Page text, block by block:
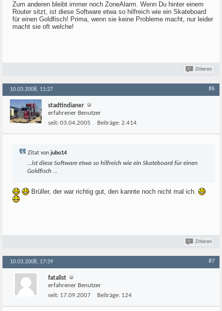
Zum anderen bleibt immer noch ZoneAlarm. Wenn Du hinter einem
Router sitzt, ist diese Software etwa so hilfreich wie ein Skateboard
für einen Goldfisch! Prima, wenn sie keine Probleme macht, nur leider
macht sie oft welche!
Zitieren
10.03.2008, 11:27 #6
stadtindianer
erfahrener Benutzer
seit: 03.04.2005 Beiträge: 2.414
Zitat von jubo14
...ist diese Software etwa so hilfreich wie ein Skateboard für einen
Goldfisch ...
Brüller, der war richtig gut, den kannte noch nicht mal ich.
Zitieren
10.03.2008, 17:39 #7
fatalist
erfahrener Benutzer
seit: 17.09.2007 Beiträge: 124